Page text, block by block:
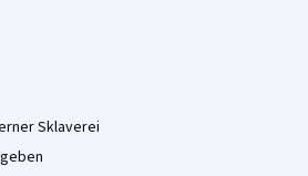
Sklaverei